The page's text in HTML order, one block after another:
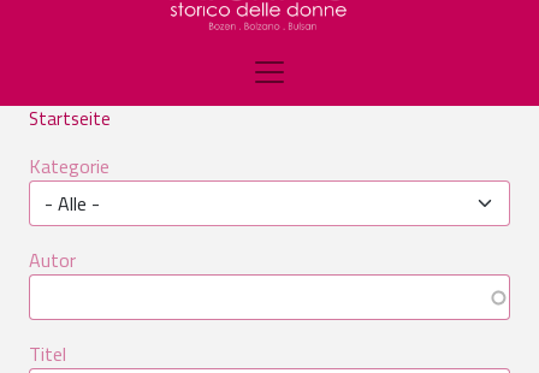
Startseite
Kategorie
Autor
Titel